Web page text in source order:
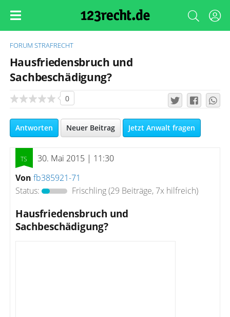
FORUM STRAFRECHT
Hausfriedensbruch und
Sachbeschädigung?
0
Antworten Neuer Beitrag Jetzt Anwalt fragen
30. Mai 2015 | 11:30
Von fb385921-71
Status:
Frischling(29 Beiträge, 7x hilfreich)
Hausfriedensbruch und
Sachbeschädigung?